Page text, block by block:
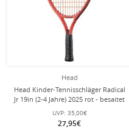
Head
Head Kinder-Tennisschläger Radical
Jr 19in (2-4 Jahre) 2025 rot - besaitet
-
UVP: 35,00€
27,95€